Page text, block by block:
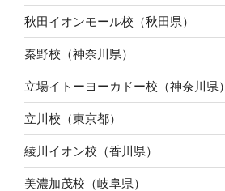
秋田イオンモール校（秋田県）
秦野校（神奈川県）
立場イトーヨーカドー校（神奈川県）
立川校（東京都）
綾川イオン校（香川県）
美濃加茂校（岐阜県）